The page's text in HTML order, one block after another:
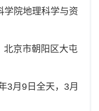
学院地理科学与资
北京市朝阳区大屯
3月9日全天，3月